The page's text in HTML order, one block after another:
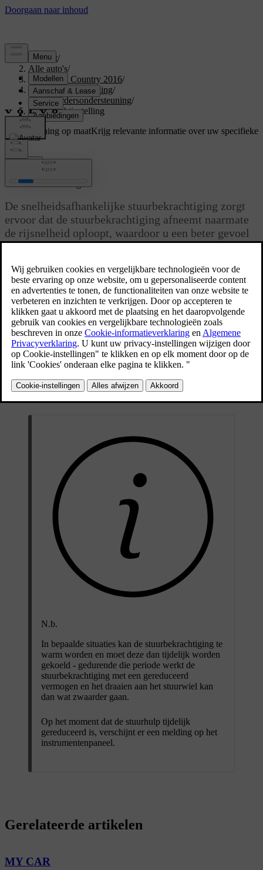
Support/
Alle auto's/
V60 Cross Country 2016/
Gebruikershandleiding/
Bestuurdersondersteuning/
Stuurkrachtinstelling
Ondersteuning op maatKrijg relevante informatie over uw specifieke
auto.
Bijgewerkt 08-06-2023
Stuurkrachtinstelling
De snelheidsafhankelijke stuurbekrachtiging zorgt
ervoor dat de stuurbekrachtiging afneemt naarmate
de rijsnelheid oploopt, waardoor u een beter gevoel
met de weg krijgt.
Op snelwegen stuurt de auto stugger. Bij het parkeren en op lage
snelheden is de auto lichter en met minder moeite te besturen.
U hebt de keuze uit drie niveaus van stuurbekrachtiging voor een
maximum aan weggevoel en stuurgevoeligheid in het menusysteem
MY CAR,MY CAR :
Ga daar naarNiv. stuurbekrachtiging en kiesLaag,Middenof
Hoog.
Deze instelling is niet te beschikbaar, wanneer de auto rijdt.
N.b.
In bepaalde situaties kan de stuurbekrachtiging te
warm worden en moet deze dan tijdelijk worden
gekoeld - gedurende die periode werkt de
stuurbekrachtiging met een gereduceerd
vermogen en het draaien aan het stuurwiel kan
dan wat zwaarder gaan.
Op het moment dat de stuurhulp tijdelijk
gereduceerd is, verschijnt er een melding op het
instrumentenpaneel.
Gerelateerde artikelen
MY CAR